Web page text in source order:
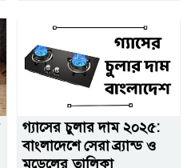
গ্যাসের চুলার দাম ২০২৫:
বাংলাদেশে সেরা ব্র্যান্ড ও
মডেলের তালিকা